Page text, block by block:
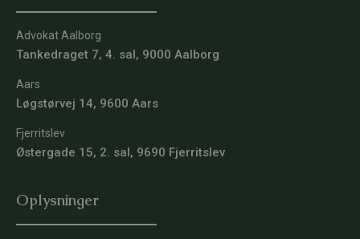
Advokat Aalborg
Tankedraget 7, 4. sal, 9000 Aalborg
Aars
Løgstørvej 14, 9600 Aars
Fjerritslev
Østergade 15, 2. sal, 9690 Fjerritslev
Oplysninger